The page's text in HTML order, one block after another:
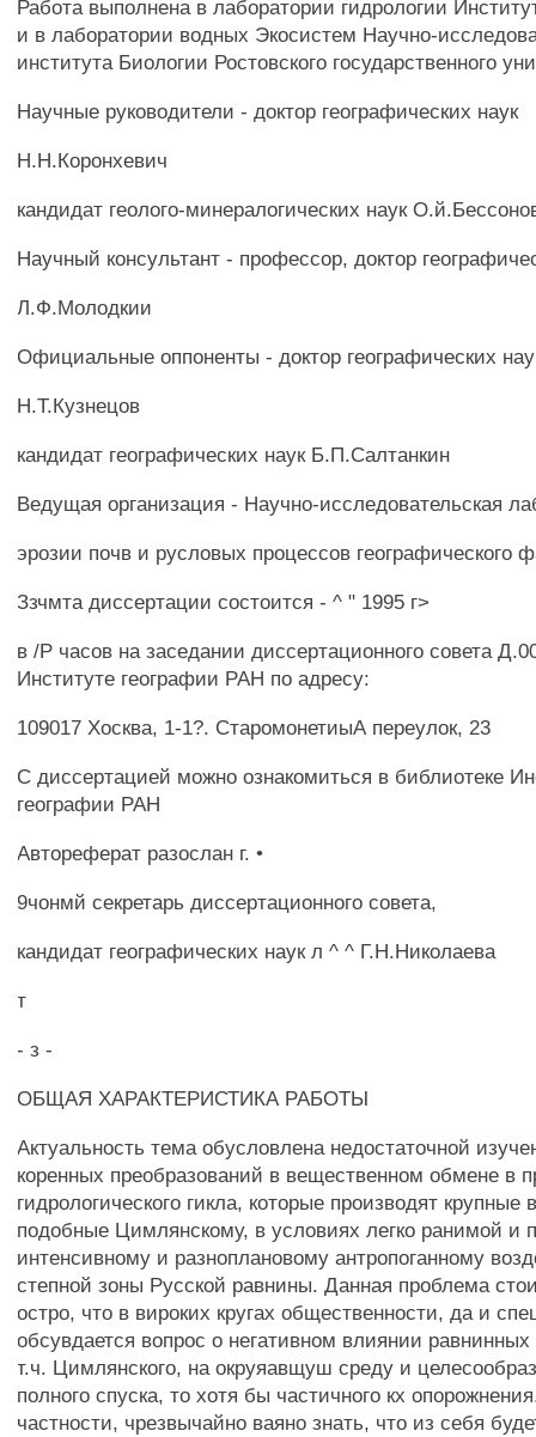
Работа выполнена в лаборатории гидрологии
и в лаборатории водных Экосистем Научно-
института Биологии Ростовского государственного
Научные руководители - доктор географических наук
Н.Н.Коронхевич
кандидат геолого-минералогических наук
Научный консультант - профессор, доктор
Л.Ф.Молодкии
Официальные оппоненты - доктор географических
Н.Т.Кузнецов
кандидат географических наук Б.П.Салтанкин
Ведущая организация - Научно-исследовательская
эрозии почв и русловых процессов географического
Ззчмта диссертации состоится - ^ " 1995 г>
в /Р часов на заседании диссертационного совета
Институте географии РАН по адресу:
109017 Хосква, 1-1?. СтаромонетиыА переулок, 23
С диссертацией можно ознакомиться в библиотеке
географии РАН
Автореферат разослан г. •
9чонмй секретарь диссертационного совета,
кандидат географических наук л ^ ^ Г.Н.Николаева
т
- з -
ОБЩАЯ ХАРАКТЕРИСТИКА РАБОТЫ
Актуальность тема обусловлена недостаточной
коренных преобразований в вещественном обмене в
гидрологического гикла, которые производят
подобные Цимлянскому, в условиях легко ранимой и
интенсивному и разноплановому антропоганному
степной зоны Русской равнины. Данная проблема
остро, что в вироких кругах общественности, да и
обсувдается вопрос о негативном влиянии
т.ч. Цимлянского, на окруяавщуш среду и
полного спуска, то хотя бы частичного кх
частности, чрезвычайно ваяно знать, что из себя